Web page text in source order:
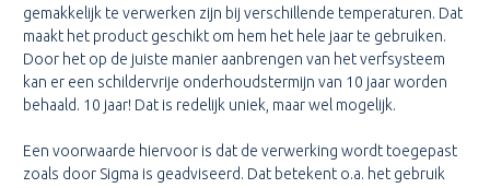
gemakkelijk te verwerken zijn bij verschillende temperaturen. Dat
maakt het product geschikt om hem het hele jaar te gebruiken.
Door het op de juiste manier aanbrengen van het verfsysteem
kan er een schildervrije onderhoudstermijn van 10 jaar worden
behaald. 10 jaar! Dat is redelijk uniek, maar wel mogelijk.
Een voorwaarde hiervoor is dat de verwerking wordt toegepast
zoals door Sigma is geadviseerd. Dat betekent o.a. het gebruik